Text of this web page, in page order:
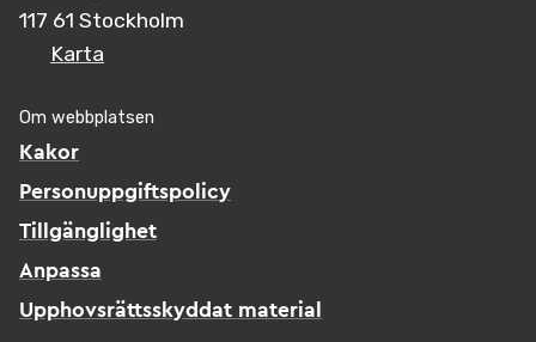
117 61 Stockholm
Karta
Om webbplatsen
Kakor
Personuppgiftspolicy
Tillgänglighet
Anpassa
Upphovsrättsskyddat material